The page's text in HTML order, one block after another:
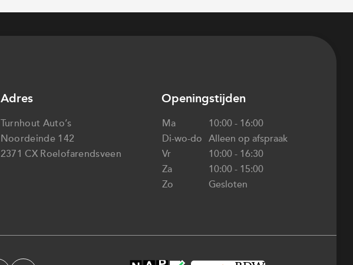
Adres
Turnhout Auto’s
Noordeinde 142
2371 CX Roelofarendsveen
Openingstijden
Ma
10:00 - 16:00
Di-wo-do
Alleen op afspraak
Vr
10:00 - 16:30
Za
10:00 - 15:00
Zo
Gesloten